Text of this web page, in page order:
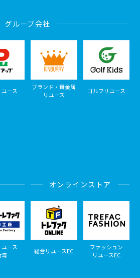
グループ会社
ース
ブランド・貴金属
リユース
ゴルフリユース
ース
湾
オンラインストア
総合リユースEC
ファッション
リユースEC